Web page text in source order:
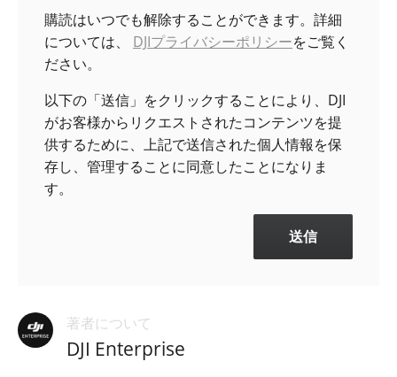
購読はいつでも解除することができます。詳細
については、 DJIプライバシーポリシーをご覧く
ださい。
以下の「送信」をクリックすることにより、DJI
がお客様からリクエストされたコンテンツを提
供するために、上記で送信された個人情報を保
存し、管理することに同意したことになりま
す。
著者について
DJI Enterprise